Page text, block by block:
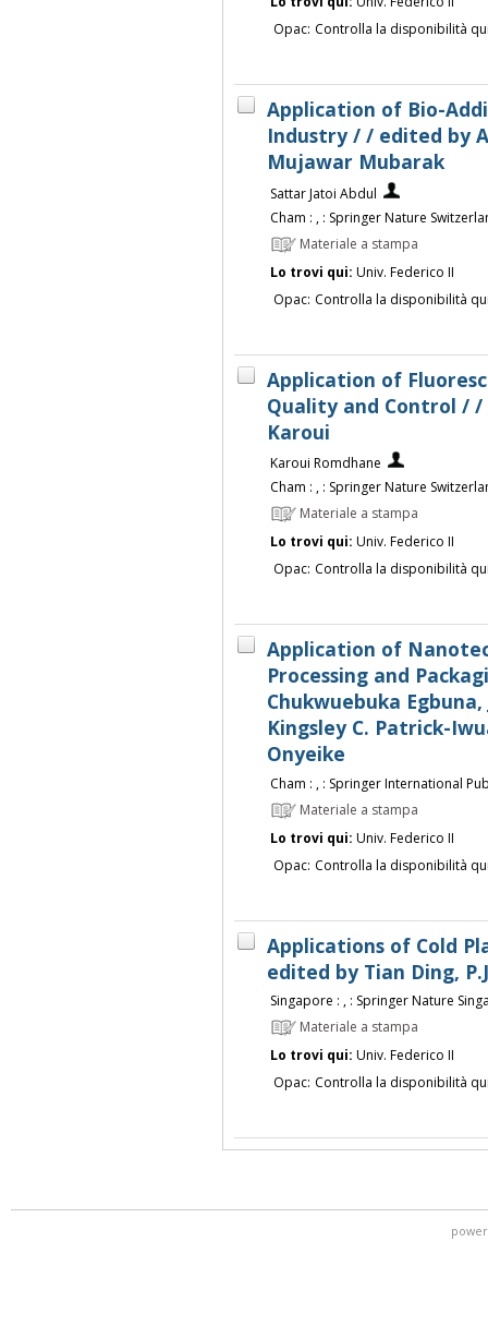
Opac: Controlla la disponibilità
Application of Bio-
Industry / / edited by
Mujawar Mubarak
Sattar Jatoi Abdul
Cham : , : Springer Nature
Materiale a stampa
Lo trovi qui: Univ. Federico II
Opac: Controlla la disponibilità
Application of
Quality and Control /
Karoui
Karoui Romdhane
Cham : , : Springer Nature
Materiale a stampa
Lo trovi qui: Univ. Federico II
Opac: Controlla la disponibilità
Application of
Processing and
Chukwuebuka
Kingsley C. Patrick-
Onyeike
Cham : , : Springer International
Materiale a stampa
Lo trovi qui: Univ. Federico II
Opac: Controlla la disponibilità
Applications of Cold
edited by Tian Ding,
Singapore : , : Springer Nature
Materiale a stampa
Lo trovi qui: Univ. Federico II
Opac: Controlla la disponibilità